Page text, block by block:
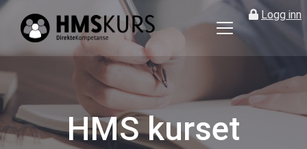
Logg inn
på
nett
for
ledere
og
HMS kurset